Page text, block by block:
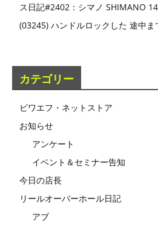
ス日記#2402：シマノ SHIMANO
(03245) ハンドルロックした 途中
カテゴリー
ビワエフ・ネットストア
お知らせ
アンケート
イベント＆セミナー告知
今日の店長
リールオーバーホール日記
アブ